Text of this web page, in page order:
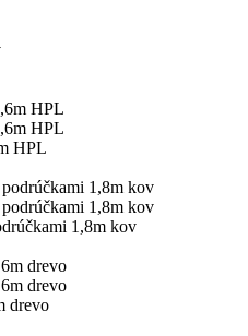
HPL
1,8m kov
drevo